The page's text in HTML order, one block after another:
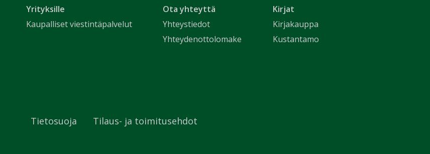
Yrityksille
Kaupalliset viestintäpalvelut
Ota yhteyttä
Yhteystiedot
Yhteydenottolomake
Kirjat
Kirjakauppa
Kustantamo
Tietosuoja Tilaus- ja toimitusehdot